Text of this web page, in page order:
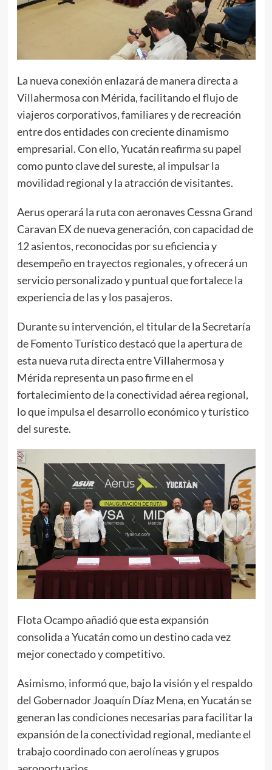
La nueva conexión enlazará de manera directa a
Villahermosa con Mérida, facilitando el flujo de
viajeros corporativos, familiares y de recreación
entre dos entidades con creciente dinamismo
empresarial. Con ello, Yucatán reafirma su papel
como punto clave del sureste, al impulsar la
movilidad regional y la atracción de visitantes.
Aerus operará la ruta con aeronaves Cessna Grand
Caravan EX de nueva generación, con capacidad de
12 asientos, reconocidas por su eficiencia y
desempeño en trayectos regionales, y ofrecerá un
servicio personalizado y puntual que fortalece la
experiencia de las y los pasajeros.
Durante su intervención, el titular de la Secretaría
de Fomento Turístico destacó que la apertura de
esta nueva ruta directa entre Villahermosa y
Mérida representa un paso firme en el
fortalecimiento de la conectividad aérea regional,
lo que impulsa el desarrollo económico y turístico
del sureste.
Flota Ocampo añadió que esta expansión
consolida a Yucatán como un destino cada vez
mejor conectado y competitivo.
Asimismo, informó que, bajo la visión y el respaldo
del Gobernador Joaquín Díaz Mena, en Yucatán se
generan las condiciones necesarias para facilitar la
expansión de la conectividad regional, mediante el
trabajo coordinado con aerolíneas y grupos